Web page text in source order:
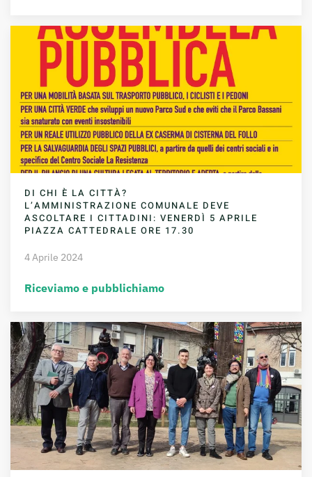
DI CHI È LA CITTÀ?
L’AMMINISTRAZIONE COMUNALE DEVE
ASCOLTARE I CITTADINI: VENERDÌ 5 APRILE
PIAZZA CATTEDRALE ORE 17.30
4 Aprile 2024
Riceviamo e pubblichiamo